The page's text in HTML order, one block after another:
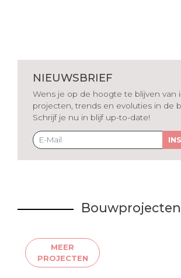
NIEUWSBRIEF
Wens je op de hoogte te blijven van
projecten, trends en evoluties in de
Schrijf je nu in blijf up-to-date!
Bouwprojecten
MEER
PROJECTEN